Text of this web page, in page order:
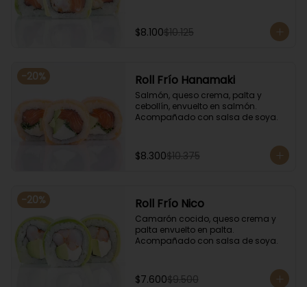
$8.100$10.125
-20% Roll Frío Hanamaki
Salmón, queso crema, palta y
cebollín, envuelto en salmón.
Acompañado con salsa de soya.
$8.300$10.375
-20% Roll Frío Nico
Camarón cocido, queso crema y
palta envuelto en palta.
Acompañado con salsa de soya.
$7.600$9.500